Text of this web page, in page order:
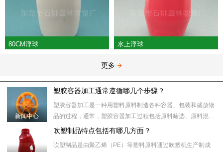
80CM浮球 水上浮球
更多
新闻中心
塑胶容器加工通常遵循哪几个步骤？
塑胶容器加工是一种用塑料原料制造各种容器、包装和盛放物
品的过程，通常，塑胶容器加工过程包括原料筛选、原料混
合、塑化加热、模具注射、冷却、取出、后处理等步骤。​具体
吹塑制品特点包括有哪几方面？
吹塑制品是由聚乙烯（PE）等塑料原料通过吹塑机生产制成